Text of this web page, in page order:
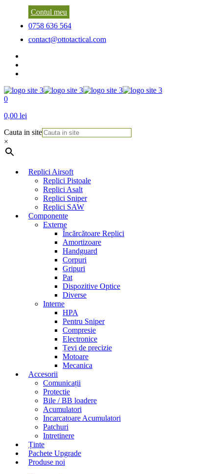
Contul meu
0758 636 564
contact@ottotactical.com
0
0,00 lei
Cauta in site
×
Replici Airsoft
Replici Pistoale
Replici Asalt
Replici Sniper
Replici SAW
Componente
Externe
Încărcătoare Replici
Amortizoare
Handguard
Corpuri
Gripuri
Pat
Dispozitive Optice
Diverse
Interne
HPA
Pentru Sniper
Compresie
Electronice
Țevi de precizie
Motoare
Mecanica
Accesorii
Comunicații
Protectie
Bile / BB loadere
Acumulatori
Incarcatoare Acumulatori
Patchuri
Intretinere
Ținte
Pachete Upgrade
Produse noi